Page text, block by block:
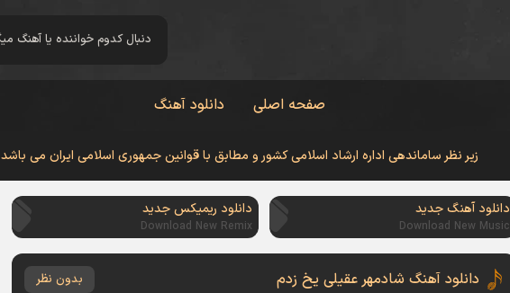
صفحه اصلی دانلود آهنگ
زیر نظر ساماندهی اداره ارشاد اسلامی کشور و مطابق با قوانین جمهوری اسلامی ایران می باشد
دانلود آهنگ جدید
Download New Music
دانلود ریمیکس جدید
Download New Remix
دانلود آهنگ شادمهر عقیلی یخ زدم بدون نظر